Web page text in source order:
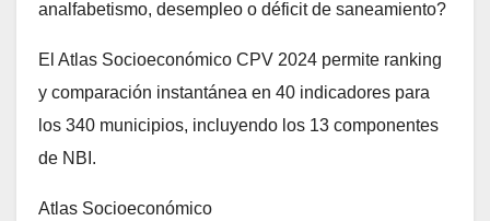
analfabetismo, desempleo o déficit de saneamiento?
El Atlas Socioeconómico CPV 2024 permite ranking
y comparación instantánea en 40 indicadores para
los 340 municipios, incluyendo los 13 componentes
de NBI.
Atlas Socioeconómico